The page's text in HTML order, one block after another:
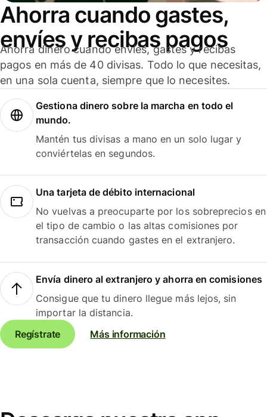
Ahorra cuando gastes,
envíes y recibas pagos
Ahorra dinero cuando envíes, gastes y recibas
pagos en más de 40 divisas. Todo lo que necesitas,
en una sola cuenta, siempre que lo necesites.
Gestiona dinero sobre la marcha en todo el
mundo.
Mantén tus divisas a mano en un solo lugar y
conviértelas en segundos.
Una tarjeta de débito internacional
No vuelvas a preocuparte por los sobreprecios en
el tipo de cambio o las altas comisiones por
transacción cuando gastes en el extranjero.
Envía dinero al extranjero y ahorra en comisiones
Consigue que tu dinero llegue más lejos, sin
importar la distancia.
Regístrate
Más información